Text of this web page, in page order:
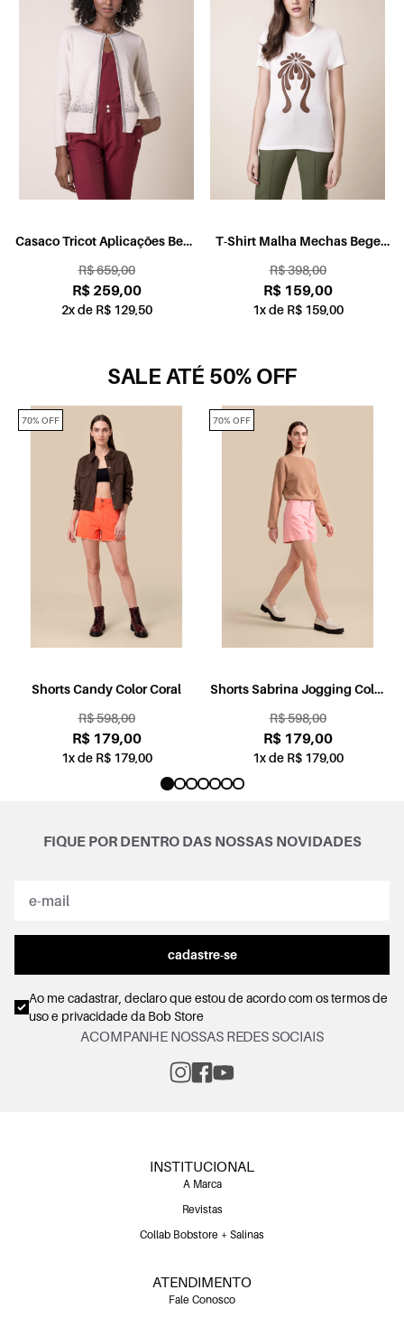
Casaco Tricot Aplicações Bege
R$ 659,00
R$ 259,00
2x de R$ 129,50
T-Shirt Malha Mechas Bege
R$ 398,00
R$ 159,00
1x de R$ 159,00
SALE ATÉ 50% OFF
Shorts Candy Color Coral
R$ 598,00
R$ 179,00
1x de R$ 179,00
70% OFF
Shorts Sabrina Jogging Color
R$ 598,00
R$ 179,00
1x de R$ 179,00
70% OFF
FIQUE POR DENTRO DAS NOSSAS NOVIDADES
cadastre-se
Ao me cadastrar, declaro que estou de acordo com ostermos de
uso e privacidadeda Bob Store
ACOMPANHE NOSSAS REDES SOCIAIS
INSTITUCIONAL
A Marca
Revistas
Collab Bobstore + Salinas
ATENDIMENTO
Fale Conosco